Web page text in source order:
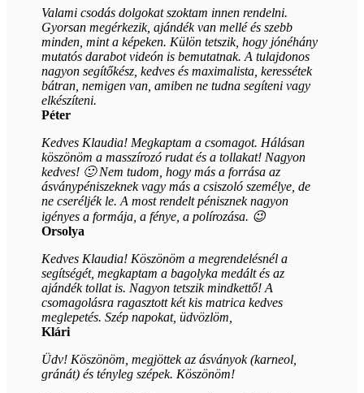
Valami csodás dolgokat szoktam innen rendelni.
Gyorsan megérkezik, ajándék van mellé és szebb
minden, mint a képeken. Külön tetszik, hogy jónéhány
mutatós darabot videón is bemutatnak. A tulajdonos
nagyon segítőkész, kedves és maximalista, keressétek
bátran, nemigen van, amiben ne tudna segíteni vagy
elkészíteni.
Péter
Kedves Klaudia! Megkaptam a csomagot. Hálásan
köszönöm a masszírozó rudat és a tollakat! Nagyon
kedves! 🙂 Nem tudom, hogy más a forrása az
ásványpéniszeknek vagy más a csiszoló személye, de
ne cseréljék le. A most rendelt pénisznek nagyon
igényes a formája, a fénye, a polírozása. 😉
Orsolya
Kedves Klaudia! Köszönöm a megrendelésnél a
segítségét, megkaptam a bagolyka medált és az
ajándék tollat is. Nagyon tetszik mindkettő! A
csomagolásra ragasztott két kis matrica kedves
meglepetés. Szép napokat, üdvözlöm,
Klári
Üdv! Köszönöm, megjöttek az ásványok (karneol,
gránát) és tényleg szépek. Köszönöm!